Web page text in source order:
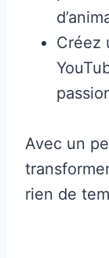
Créez
Avec un
rien de